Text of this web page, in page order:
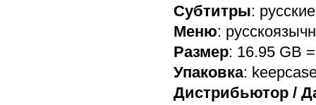
Субтитры: русские
Меню:
Размер: 16.95 GB
Упаковка:
Дистрибьютор /